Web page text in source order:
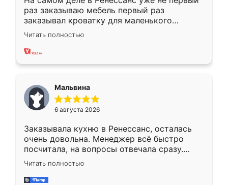
раз заказываю мебель первый раз
заказывал кроватку для маленького
ребёнка при его рождении ,во второй раз
заказал шкаф-купе. По качеству очень
хорошее сборка достаточно быстрая,
меньше, здесь же он более разнообразный.
Мне нравится ,если что-то потребуется из
мебели буду заказывать только здесь.
Читать полностью
Мальвина
6 августа 2026
Заказывала кухню в Ренессанс, осталась
очень довольна. Менеджер всё быстро
посчитала, на вопросы отвечала сразу.
Замерщик приехал в субботу, подошёл к
делу со всей ответственностью. Собрали
за день, ребята работали аккуратно, даже
Читать полностью